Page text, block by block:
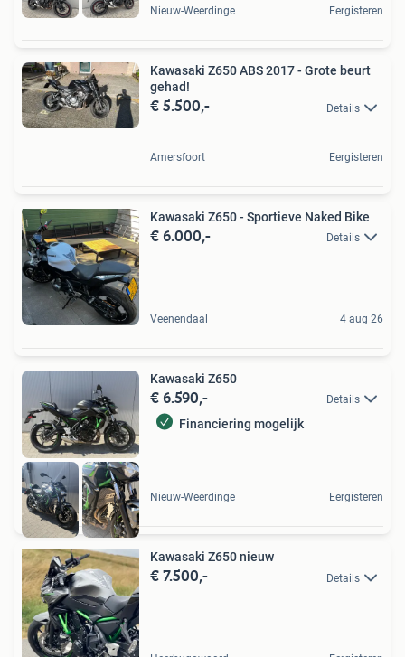
Nieuw-Weerdinge Eergisteren
Kawasaki Z650 ABS 2017 - Grote beurt
gehad!
€ 5.500,- Details
Amersfoort Eergisteren
Kawasaki Z650 - Sportieve Naked Bike
€ 6.000,- Details
Veenendaal 4 aug 26
Kawasaki Z650
€ 6.590,- Details
Financiering mogelijk
Nieuw-Weerdinge Eergisteren
Kawasaki Z650 nieuw
€ 7.500,- Details